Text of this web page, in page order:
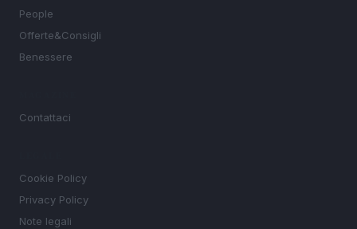
People
Offerte&Consigli
Benessere
Contattaci
Cookie Policy
Privacy Policy
Note legali